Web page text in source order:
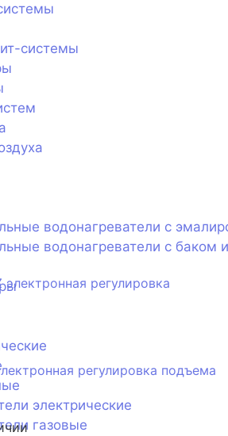
системы
водонагреватели с
водонагреватели с
электрические
газовые
регулировка подъема